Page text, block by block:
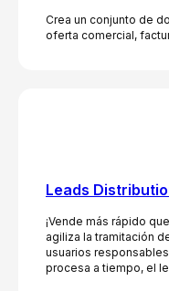
Crea un conjunto de
oferta comercial,
Leads
¡Vende más rápido
agiliza la tramitación
usuarios
procesa a tiempo, el